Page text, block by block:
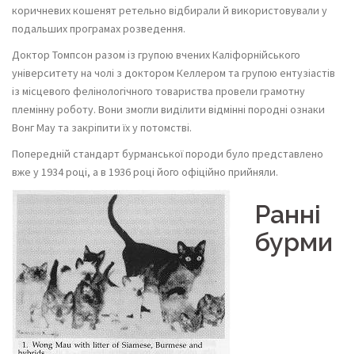
коричневих кошенят ретельно відбирали й використовували у
подальших програмах розведення.
Доктор Томпсон разом із групою вчених Каліфорнійського
університету на чолі з доктором Келлером та групою ентузіастів
із місцевого фелінологічного товариства провели грамотну
племінну роботу. Вони змогли виділити відмінні породні ознаки
Вонг Мау та закріпити їх у потомстві.
Попередній стандарт бурманської породи було представлено
вже у 1934 році, а в 1936 році його офіційно прийняли.
Ранні
бурми